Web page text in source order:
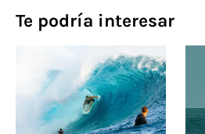
Te podría interesar